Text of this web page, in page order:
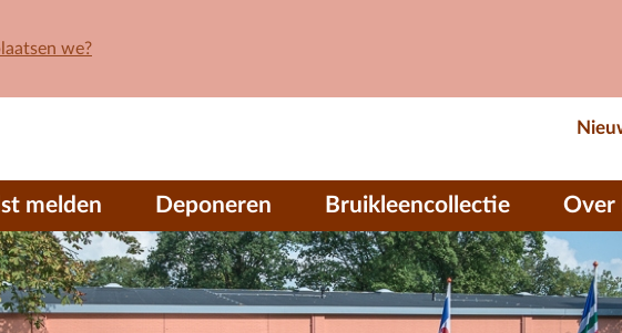
we?
melden Deponeren Bruikleencollectie Over